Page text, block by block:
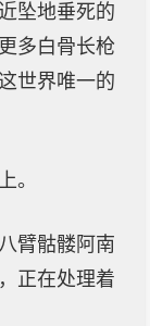
坠地垂死的
多白骨长枪
世界唯一的
。
臂骷髅阿南
正在处理着